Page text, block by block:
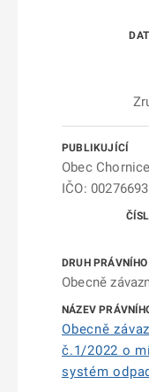
Obec Chornice
IČO: 00276693
Obecně
Obecně
č.1/2022 o
systém